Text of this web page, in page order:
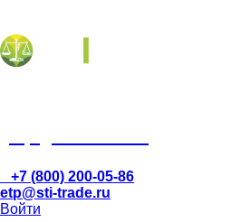
+7 (800) 200-05-86
etp@sti-trade.ru
Войти